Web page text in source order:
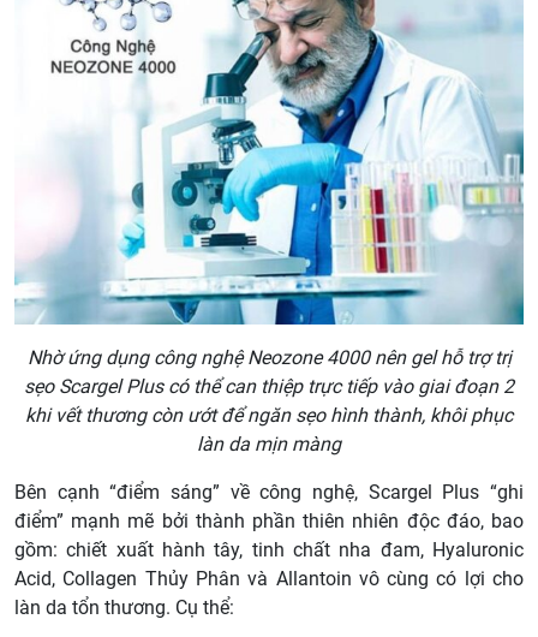
Nhờ ứng dụng công nghệ Neozone 4000 nên gel hỗ trợ trị
sẹo Scargel Plus có thể can thiệp trực tiếp vào giai đoạn 2
khi vết thương còn ướt để ngăn sẹo hình thành, khôi phục
làn da mịn màng
Bên cạnh “điểm sáng” về công nghệ, Scargel Plus “ghi
điểm” mạnh mẽ bởi thành phần thiên nhiên độc đáo, bao
gồm: chiết xuất hành tây, tinh chất nha đam, Hyaluronic
Acid, Collagen Thủy Phân và Allantoin vô cùng có lợi cho
làn da tổn thương. Cụ thể: